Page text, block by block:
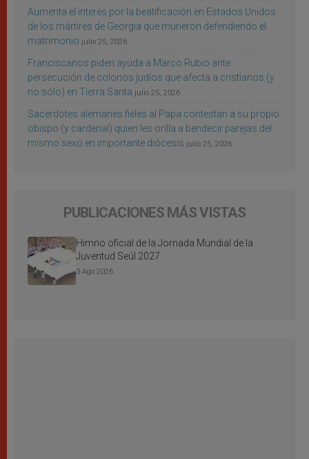
Aumenta el interés por la beatificación en Estados Unidos
de los mártires de Georgia que murieron defendiendo el
matrimonio julio 25, 2026
Franciscanos piden ayuda a Marco Rubio ante
persecución de colonos judíos que afecta a cristianos (y
no sólo) en Tierra Santa julio 25, 2026
Sacerdotes alemanes fieles al Papa contestan a su propio
obispo (y cardenal) quien les orilla a bendecir parejas del
mismo sexo en importante diócesis julio 25, 2026
PUBLICACIONES MÁS VISTAS
Himno oficial de la Jornada Mundial de la
Juventud Seúl 2027
3 Ago 2026